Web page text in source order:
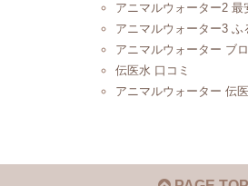
アニマルウォーター2 最
アニマルウォーター3 ふ
アニマルウォーター ブ
伝医水 口コミ
アニマルウォーター 伝